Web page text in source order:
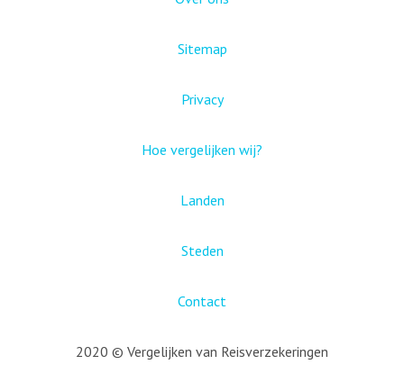
Sitemap
Privacy
Hoe vergelijken wij?
Landen
Steden
Contact
2020 © Vergelijken van Reisverzekeringen